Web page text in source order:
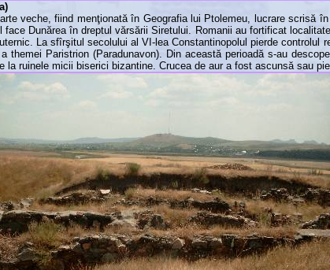
veche, fiind menţionată în Geografia lui Ptolemeu, lucrare
face Dunărea în dreptul vărsării Siretului. Romanii au fortificat
La sfîrşitul secolului al VI-lea Constantinopolul pierde
themei Paristrion (Paradunavon). Din această perioadă s-au
ruinele micii biserici bizantine. Crucea de aur a fost ascunsă sau